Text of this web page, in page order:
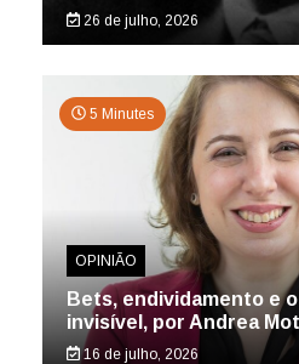
26 de julho, 2026
5 Minutes
OPINIÃO
Bets, endividamento e
invisível, por Andrea
16 de julho, 2026